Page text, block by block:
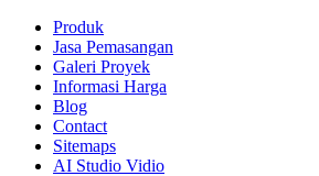
Produk
Jasa Pemasangan
Galeri Proyek
Informasi Harga
Blog
Contact
Sitemaps
AI Studio Vidio